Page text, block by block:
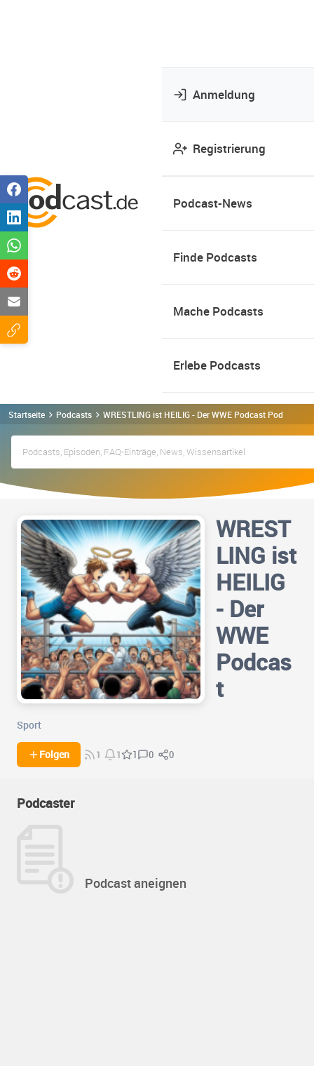
Anmeldung
Registrierung
Podcast-News
Finde Podcasts
Mache Podcasts
Erlebe Podcasts
Startseite Podcasts WRESTLING ist HEILIG - Der WWE Podcast Podcast
WREST
LING ist
HEILIG
- Der
WWE
Podcas
t
Sport
Folgen 1 1 1 0 0
Podcaster
Podcast aneignen